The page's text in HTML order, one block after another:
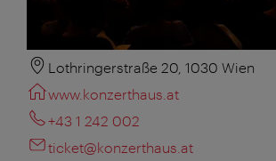
Lothringerstraße 20, 1030 Wien
www.konzerthaus.at
+43 1 242 002
ticket@konzerthaus.at